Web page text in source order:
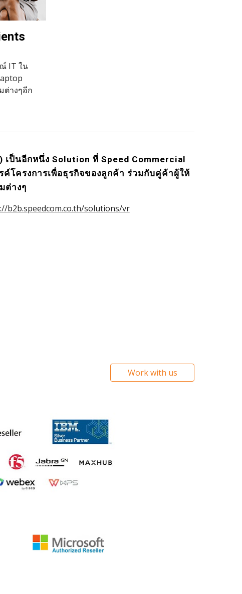
IT ใน
ต่างๆอีก
เป็นอีกหนึ่ง Solution ที่ Speed Commercial
ค์โครงการเพื่อธุรกิจของลูกค้า ร่วมกับคู่ค้าผู้ให้
ต่างๆ
b2b.speedcom.co.th/solutions/vr
Work with us